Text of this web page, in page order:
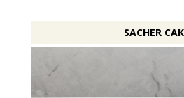
SACHER